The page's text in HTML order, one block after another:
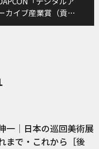
カイブ産業賞（貢献
）」を受賞しました
一｜日本の巡回美術展
まで・これから［後